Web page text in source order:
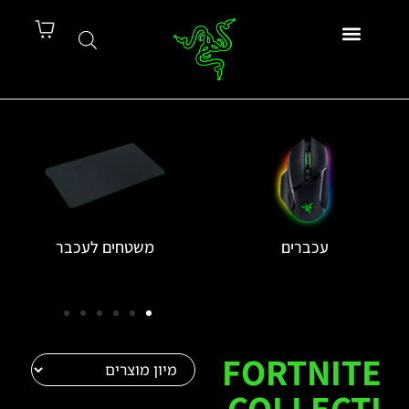
עכברים משטחים לעכבר
FORTNITE